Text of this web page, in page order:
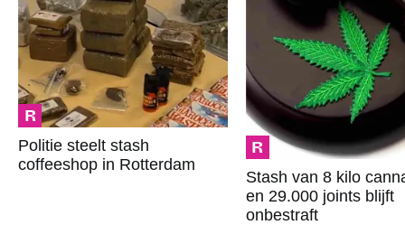
R
Politie steelt stash
coffeeshop in Rotterdam
R
Stash van 8 kilo
en 29.000 joints blijft
onbestraft